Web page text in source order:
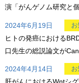
演「がんゲノム研究と
2024年6月19日
ヒトの発癌における
口先生の総説論文が
2024年4月14日